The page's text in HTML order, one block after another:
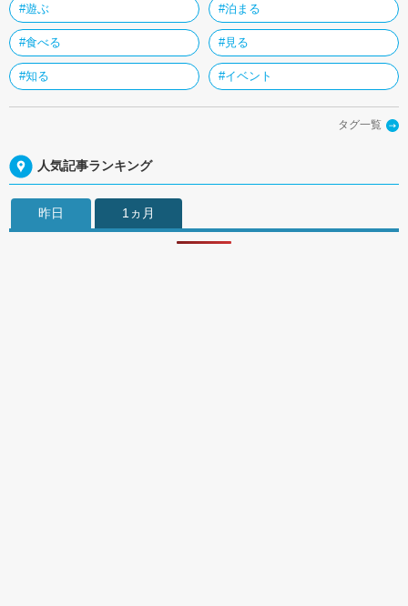
#遊ぶ #泊まる
#食べる #見る
#知る #イベント
タグ一覧
人気記事ランキング
昨日 1ヵ月